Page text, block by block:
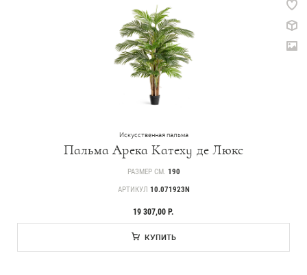
Искусственная пальма
Пальма Арека Катеху де Люкс
РАЗМЕР СМ. 190
АРТИКУЛ 10.071923N
19 307,00 Р.
КУПИТЬ